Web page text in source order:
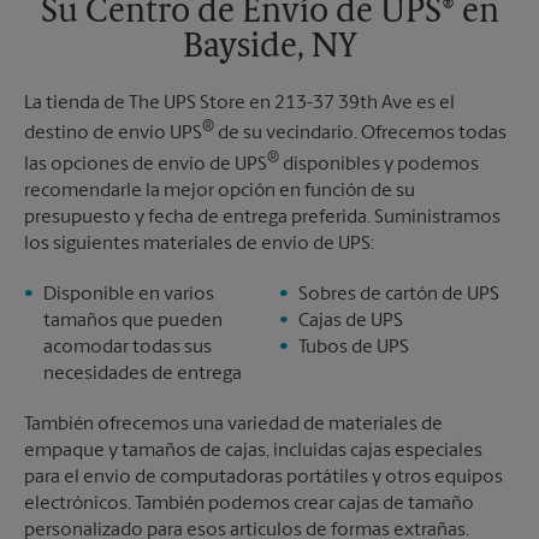
Su Centro de Envío de UPS® en
Bayside, NY
La tienda de The UPS Store en 213-37 39th Ave es el
destino de envío UPS® de su vecindario. Ofrecemos todas
las opciones de envío de UPS® disponibles y podemos
recomendarle la mejor opción en función de su
presupuesto y fecha de entrega preferida. Suministramos
los siguientes materiales de envío de UPS:
Disponible en varios
tamaños que pueden
acomodar todas sus
necesidades de entrega
Sobres de cartón de UPS
Cajas de UPS
Tubos de UPS
También ofrecemos una variedad de materiales de
empaque y tamaños de cajas, incluidas cajas especiales
para el envío de computadoras portátiles y otros equipos
electrónicos. También podemos crear cajas de tamaño
personalizado para esos artículos de formas extrañas.